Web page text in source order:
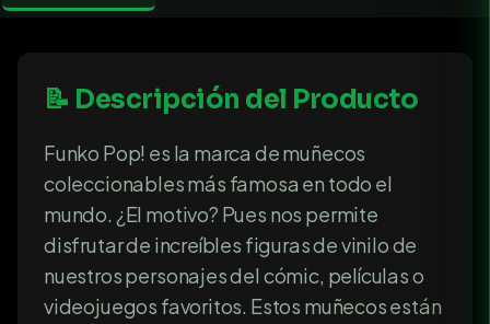
📝 Descripción del Producto
Funko Pop! es la marca de muñecos
coleccionables más famosa en todo el
mundo. ¿El motivo? Pues nos permite
disfrutar de increíbles figuras de vinilo de
nuestros personajes del cómic, películas o
videojuegos favoritos. Estos muñecos están